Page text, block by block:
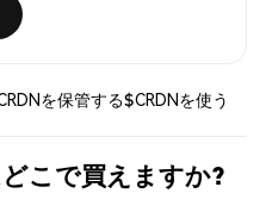
を保管する$CRDNを使う
こで買えますか?